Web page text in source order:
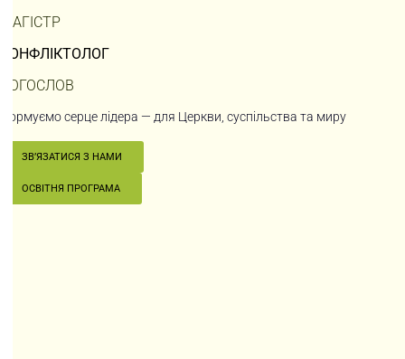
МАГІСТР
КОНФЛІКТОЛОГ
БОГОСЛОВ
Формуємо серце лідера — для Церкви, суспільства та миру
ЗВʼЯЗАТИСЯ З НАМИ
ОСВІТНЯ ПРОГРАМА